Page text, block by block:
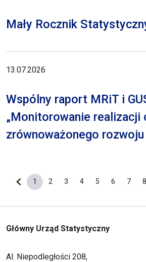
Mały Rocznik
13.07.2026
Wspólny raport MRiT i
„Monitorowanie realizacji
zrównoważonego rozwoju
Poprzednia strona
Bieżąca strona
1
Strona
2
Strona
3
Strona
4
Strona
5
Strona
6
Strona
7 8
Główny Urząd Statystyczny
Al. Niepodległości 208,